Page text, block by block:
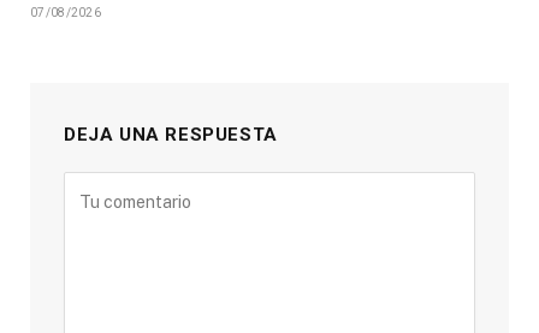
07/08/2026
DEJA UNA RESPUESTA